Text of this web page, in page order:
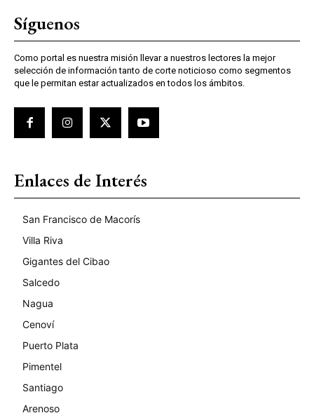
Síguenos
Como portal es nuestra misión llevar a nuestros lectores la mejor
selección de información tanto de corte noticioso como segmentos
que le permitan estar actualizados en todos los ámbitos.
Enlaces de Interés
San Francisco de Macorís
Villa Riva
Gigantes del Cibao
Salcedo
Nagua
Cenoví
Puerto Plata
Pimentel
Santiago
Arenoso